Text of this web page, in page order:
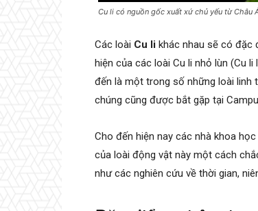
Cu li có nguồn gốc xuất xứ chủ yếu từ Châu
Các loài Cu li khác nhau sẽ có đặc
hiện của các loài Cu li nhỏ lùn (Cu
đến là một trong số những loài linh
chúng cũng được bắt gặp tại
Cho đến hiện nay các nhà khoa
của loài động vật này một cách
như các nghiên cứu về thời gian,